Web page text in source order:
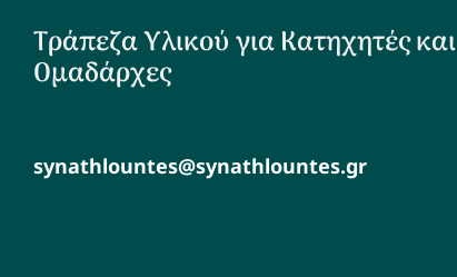
Τράπεζα Υλικού για Κατηχητές και
Ομαδάρχες
synathlountes@synathlountes.gr